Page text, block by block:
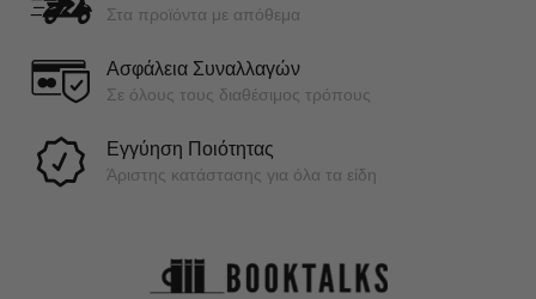
Στα προϊόντα με απόθεμα
Ασφάλεια Συναλλαγών
Σε όλους τους διαθέσιμος τρόπους
Εγγύηση Ποιότητας
Άριστης κατάστασης για όλα τα είδη